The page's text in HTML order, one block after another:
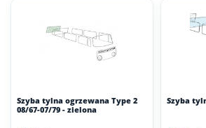
Szyba tylna ogrzewana Type 2
08/67-07/79 - zielona
Szyba